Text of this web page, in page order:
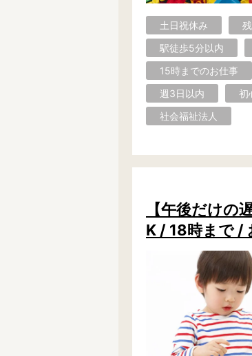
土日祝休み
駅徒歩5分以内
15時までのお仕事
週3日以内
初
社会福祉法人
【午後だけの
K / 18時まで /
中央区
我孫子市